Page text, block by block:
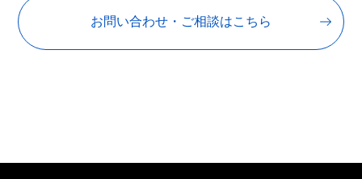
お問い合わせ・ご相談はこちら